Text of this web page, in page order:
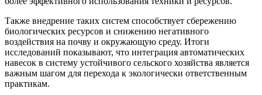
Также внедрение таких систем способствует сбережению
биологических ресурсов и снижению негативного
воздействия на почву и окружающую среду. Итоги
исследований показывают, что интеграция автоматических
навесок в систему устойчивого сельского хозяйства является
важным шагом для перехода к экологически ответственным
практикам.